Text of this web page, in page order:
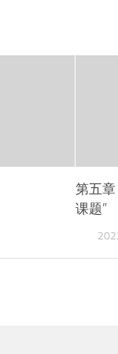
第五
课题”